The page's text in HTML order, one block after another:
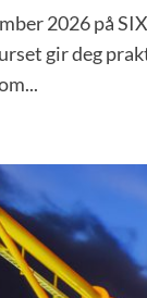
2026 på
gir deg